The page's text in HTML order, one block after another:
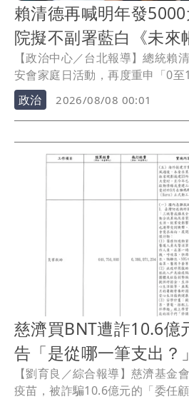
賴清德再喊明年發
院擬不副署藍白《未來
【政治中心／台北報導】總統賴
安會家庭日活動，再度重申「0至
強調明年起符合資格的18歲以下
相關經費已編列入明年度中央政
三讀通過藍白的《台灣兒少成長
政院表示，將依憲法採取適當作
算的憲政權限。
政治 2026/08/08 00:01
慈濟買BNT遭詐10.6
告「是從哪一筆支出？」
【劉育良／綜合報導】慈濟基金
疫苗，被詐騙10.6億元的「委任